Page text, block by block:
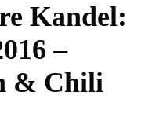
Kandel:
–
& Chili